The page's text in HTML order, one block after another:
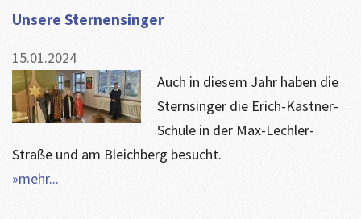
Unsere Sternensinger
15.01.2024
Auch in diesem Jahr haben die
Sternsinger die Erich-Kästner-
Schule in der Max-Lechler-
Straße und am Bleichberg besucht.
»mehr...